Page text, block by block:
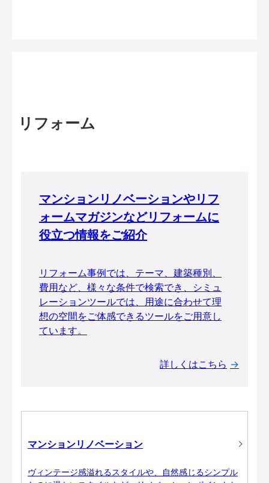
リフォーム
マンションリノベーションやリフ
ォームマガジンなどリフォームに
役立つ情報をご紹介
リフォーム事例では、テーマ、建築種別、
費用など、様々な条件で検索でき、シミュ
レーションツールでは、用途に合わせて理
想の空間をご体感できるツールをご用意し
ています。
詳しくはこちら
マンションリノベーション
ヴィンテージ感溢れるスタイルや、自然感じるシンプル